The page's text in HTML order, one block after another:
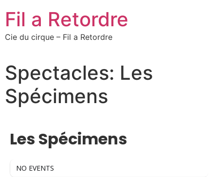
Fil a Retordre
Cie du cirque – Fil a Retordre
Spectacles: Les
Spécimens
Les Spécimens
NO EVENTS